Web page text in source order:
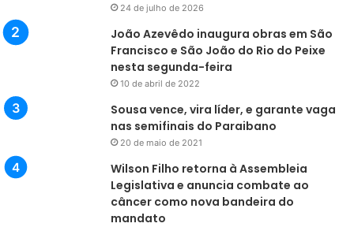
24 de julho de 2026
João Azevêdo inaugura obras em São
Francisco e São João do Rio do Peixe
nesta segunda-feira
10 de abril de 2022
Sousa vence, vira líder, e garante vaga
nas semifinais do Paraibano
20 de maio de 2021
Wilson Filho retorna à Assembleia
Legislativa e anuncia combate ao
câncer como nova bandeira do
mandato